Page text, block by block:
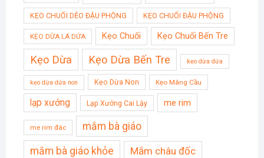
KẸO CHUỐI DẺO ĐẬU PHỘNG KẸO CHUỐI ĐẬU PHỘNG
KẸO DỪA LÁ DỨA Kẹo Chuối Kẹo Chuối Bến Tre
Kẹo Dừa Kẹo Dừa Bến Tre kẹo dừa dứa
kẹo dừa dứa non Kẹo Dừa Non Kẹo Mãng Cầu
lạp xưởng Lạp Xưởng Cai Lậy me rim
me rim đác mắm bà giáo
mắm bà giáo khỏe Mắm châu đốc